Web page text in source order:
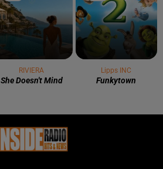
RIVIERA
She Doesn't Mind
Lipps INC
Funkytown